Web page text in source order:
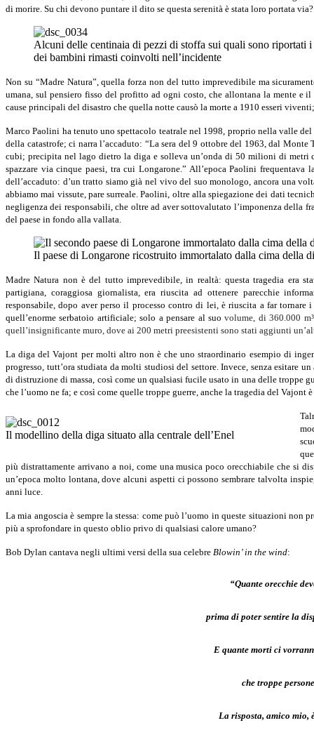
di morire. Su chi devono puntare il dito se questa serenità è stata loro portata via?
Alcuni delle centinaia di pezzi di stoffa sui quali sono riportati
dei bambini rimasti coinvolti nell’incidente
Non su “Madre Natura”, quella forza non del tutto imprevedibile ma
umana, sul pensiero fisso del profitto ad ogni costo, che allontana la mente e
cause principali del disastro che quella notte causò la morte a 1910 esseri
Marco Paolini ha tenuto uno spettacolo teatrale nel 1998, proprio nella valle
della catastrofe; ci narra l’accaduto: “La sera del 9 ottobre del 1963, dal
cubi; precipita nel lago dietro la diga e solleva un’onda di 50 milioni di metri
spazzare via cinque paesi, tra cui Longarone.” All’epoca Paolini
dell’accaduto: d’un tratto siamo già nel vivo del suo monologo, ancora una
abbiamo mai vissute, pare surreale. Paolini, oltre alla spiegazione dei dati
negligenza dei responsabili, che oltre ad aver sottovalutato l’imponenza della
del paese in fondo alla vallata.
Il paese di Longarone ricostruito immortalato dalla cima della
Madre Natura non è del tutto imprevedibile, in realtà: questa tragedia era
partigiana, coraggiosa giornalista, era riuscita ad ottenere parecchie
responsabile, dopo aver perso il processo contro di lei, è riuscita a far
quell’enorme serbatoio artificiale; solo a pensare al suovolume, di 360.000
quell’insignificante muro, dove ai 200 metri preesistenti sono stati aggiunti
La diga del Vajont per molti altro non è che uno straordinario esempio di
progresso, tutt’ora studiata da molti studiosi del settore. Invece, senza esitare
di distruzione di massa, così come un qualsiasi fucile usato in una delle troppe
che l’uomo ne fa; e così come quelle troppe guerre, anche la tragedia del Vajont
Il modellino della diga situato alla centrale dell’Enel
più distrattamente arrivano a noi, come una musica poco orecchiabile che si
un’epoca molto lontana, dove alcuni aspetti ci possono sembrare talvolta
anni luce.
La mia angoscia è sempre la stessa: come può l’uomo in queste situazioni
più a sprofondare in questo oblio privo di qualsiasi calore umano?
Bob Dylan cantava negli ultimi versi della sua celebre Blowin’ in the wind:
“Quante orecchie
prima di poter sentire la
E quante morti ci
che troppe
La risposta, amico mio,